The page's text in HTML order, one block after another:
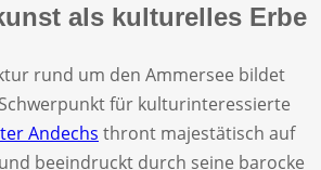
als kulturelles Erbe
rund um den Ammersee bildet
für kulturinteressierte
Andechs thront majestätisch auf
beeindruckt durch seine barocke